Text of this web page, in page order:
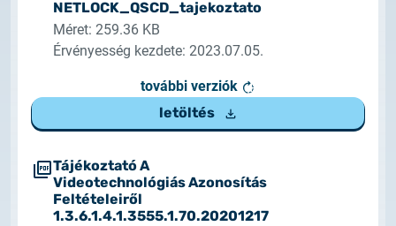
NETLOCK_QSCD_tajekoztato
Méret: 259.36 KB
Érvényesség kezdete: 2023.07.05.
további verziók
letöltés
Tájékoztató A
Videotechnológiás Azonosítás
Feltételeiről
1.3.6.1.4.1.3555.1.70.20201217